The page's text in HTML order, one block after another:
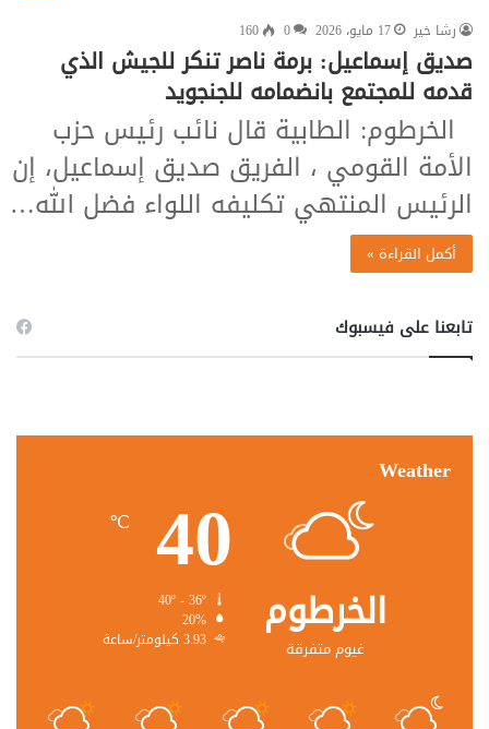
رشا خير
17 مايو، 2026 0
160
صديق إسماعيل: برمة ناصر تنكر للجيش الذي
قدمه للمجتمع بانضمامه للجنجويد
الخرطوم: الطابية قال نائب رئيس حزب
الأمة القومي ، الفريق صديق إسماعيل، إن
الرئيس المنتهي تكليفه اللواء فضل الله…
أكمل القراءة »
تابعنا على فيسبوك
Weather
الخرطوم
غيوم متفرقة
40
℃
20%
3.93 كيلومتر/ساعة